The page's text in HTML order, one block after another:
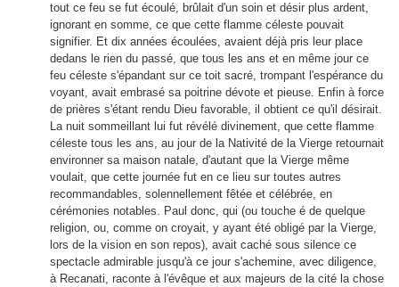
tout ce feu se fut écoulé, brûlait d'un soin et désir plus ardent,
ignorant en somme, ce que cette flamme céleste pouvait
signifier. Et dix années écoulées, avaient déjà pris leur place
dedans le rien du passé, que tous les ans et en même jour ce
feu céleste s'épandant sur ce toit sacré, trompant l'espérance du
voyant, avait embrasé sa poitrine dévote et pieuse. Enfin à force
de prières s'étant rendu Dieu favorable, il obtient ce qu'il désirait.
La nuit sommeillant lui fut révélé divinement, que cette flamme
céleste tous les ans, au jour de la Nativité de la Vierge retournait
environner sa maison natale, d'autant que la Vierge même
voulait, que cette journée fut en ce lieu sur toutes autres
recommandables, solennellement fêtée et célébrée, en
cérémonies notables. Paul donc, qui (ou touche é de quelque
religion, ou, comme on croyait, y ayant été obligé par la Vierge,
lors de la vision en son repos), avait caché sous silence ce
spectacle admirable jusqu'à ce jour s'achemine, avec diligence,
à Recanati, raconte à l'évêque et aux majeurs de la cité la chose